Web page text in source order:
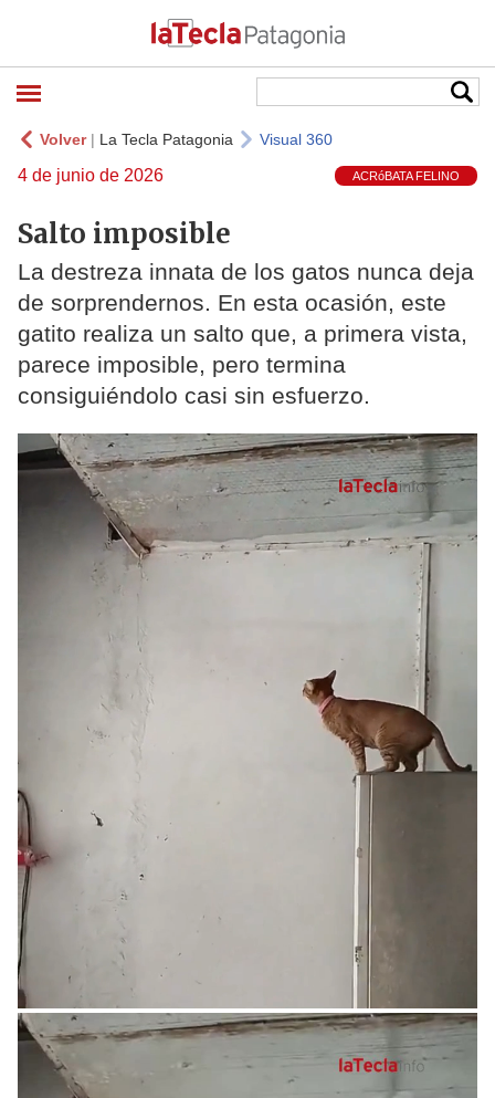
Volver| La Tecla Patagonia Visual 360
4 de junio de 2026 ACRóBATA FELINO
Salto imposible
La destreza innata de los gatos nunca deja
de sorprendernos. En esta ocasión, este
gatito realiza un salto que, a primera vista,
parece imposible, pero termina
consiguiéndolo casi sin esfuerzo.